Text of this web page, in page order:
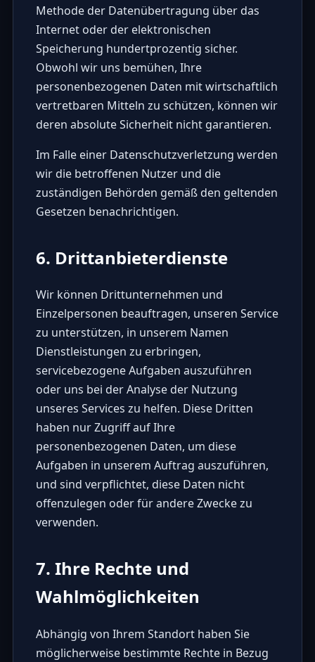
Methode der Datenübertragung über das
Internet oder der elektronischen
Speicherung hundertprozentig sicher.
Obwohl wir uns bemühen, Ihre
personenbezogenen Daten mit wirtschaftlich
vertretbaren Mitteln zu schützen, können wir
deren absolute Sicherheit nicht garantieren.
Im Falle einer Datenschutzverletzung werden
wir die betroffenen Nutzer und die
zuständigen Behörden gemäß den geltenden
Gesetzen benachrichtigen.
6. Drittanbieterdienste
Wir können Drittunternehmen und
Einzelpersonen beauftragen, unseren Service
zu unterstützen, in unserem Namen
Dienstleistungen zu erbringen,
servicebezogene Aufgaben auszuführen
oder uns bei der Analyse der Nutzung
unseres Services zu helfen. Diese Dritten
haben nur Zugriff auf Ihre
personenbezogenen Daten, um diese
Aufgaben in unserem Auftrag auszuführen,
und sind verpflichtet, diese Daten nicht
offenzulegen oder für andere Zwecke zu
verwenden.
7. Ihre Rechte und
Wahlmöglichkeiten
Abhängig von Ihrem Standort haben Sie
möglicherweise bestimmte Rechte in Bezug